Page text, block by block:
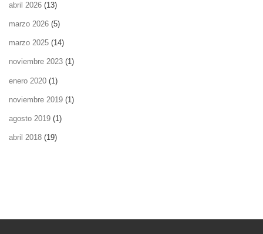
abril 2026 (13)
marzo 2026 (5)
marzo 2025 (14)
noviembre 2023 (1)
enero 2020 (1)
noviembre 2019 (1)
agosto 2019 (1)
abril 2018 (19)